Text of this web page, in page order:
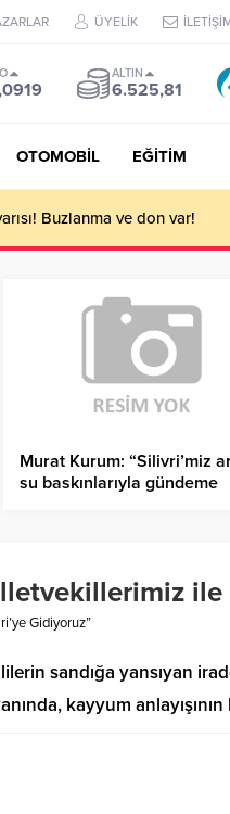
ÜYELİK
ALTIN
6.525,81
OTOMOBİL EĞİTİM
Buzlanma ve don var!
Murat Kurum: “Silivri’miz
su baskınlarıyla gündeme
Gidiyoruz”
sandığa yansıyan
kayyum anlayışının